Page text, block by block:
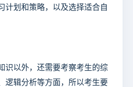
计划和策略，以及选择适合自
识以外，还需要考察考生的综
逻辑分析等方面，所以考生要